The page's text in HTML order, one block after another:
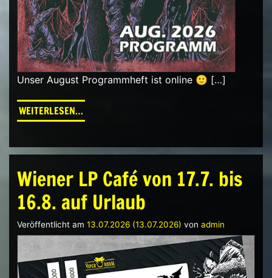
Unser August Programmheft ist online 🙂 […]
WEITERLESEN…FROM PROGRAMM AUGUST 2026
Wiener LP Café von 17.7. bis
16.8. auf Urlaub
Veröffentlicht am 13.07.2026(13.07.2026) von admin